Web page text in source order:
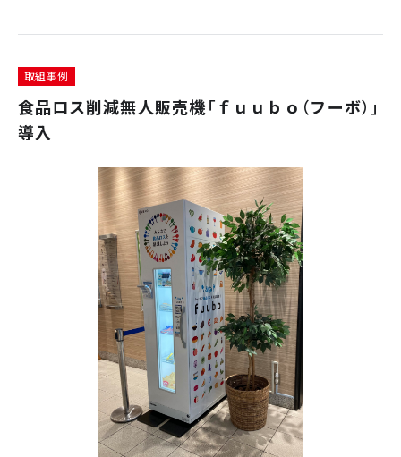
取組事例
食品ロス削減無人販売機「ｆｕｕｂｏ（フーボ）」
導入